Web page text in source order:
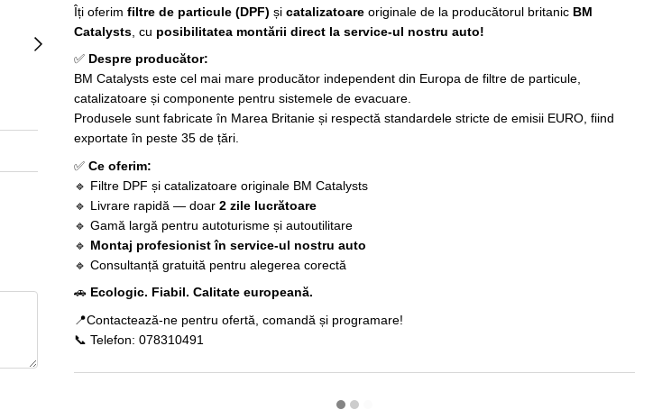
Îți oferim filtre de particule (DPF) și catalizatoare originale de la producătorul britanic BM
Catalysts , cu posibilitatea montării direct la service-ul nostru auto!
✅ Despre producător:
BM Catalysts este cel mai mare producător independent din Europa de filtre de particule,
catalizatoare și componente pentru sistemele de evacuare.
Produsele sunt fabricate în Marea Britanie și respectă standardele stricte de emisii EURO, fiind
exportate în peste 35 de țări.
✅ Ce oferim:
🔹 Filtre DPF și catalizatoare originale BM Catalysts
🔹 Livrare rapidă — doar 2 zile lucrătoare
🔹 Gamă largă pentru autoturisme și autoutilitare
🔹 Montaj profesionist în service-ul nostru auto
🔹 Consultanță gratuită pentru alegerea corectă
🚗 Ecologic. Fiabil. Calitate europeană.
📍Contactează-ne pentru ofertă, comandă și programare!
📞 Telefon: 078310491